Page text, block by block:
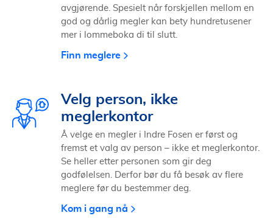
avgjørende. Spesielt når forskjellen mellom en
god og dårlig megler kan bety hundretusener
mer i lommeboka di til slutt.
Finn meglere
Velg person, ikke
meglerkontor
Å velge en megler i Indre Fosen er først og
fremst et valg av person – ikke et meglerkontor.
Se heller etter personen som gir deg
godfølelsen. Derfor bør du få besøk av flere
meglere før du bestemmer deg.
Kom i gang nå